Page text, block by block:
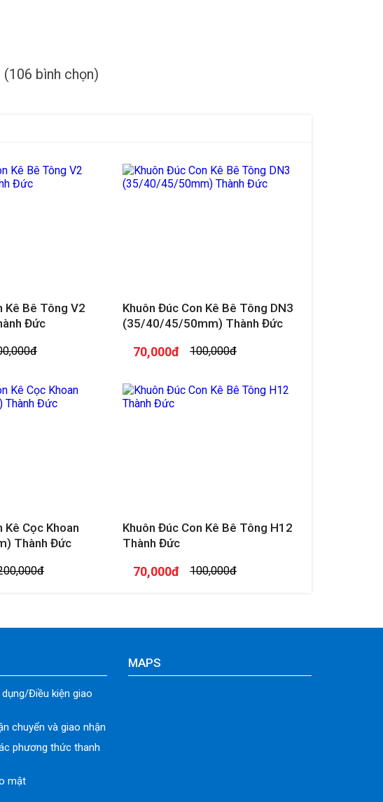
(106 bình chọn)
Kê Bê Tông V2
Đức
Khuôn Đúc Con Kê Bê Tông DN3
(35/40/45/50mm) Thành Đức
70,000đ 100,000đ
Kê Cọc Khoan
Thành Đức
Khuôn Đúc Con Kê Bê Tông H12
Thành Đức
70,000đ 100,000đ
Điều kiện giao
chuyển và giao nhận
phương thức thanh
mật
MAPS